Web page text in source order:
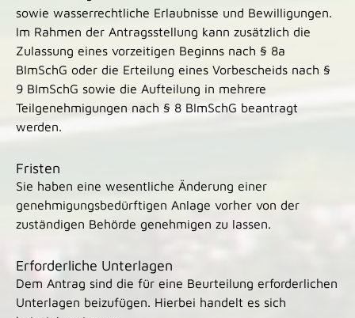
sowie wasserrechtliche Erlaubnisse und Bewilligungen.
Im Rahmen der Antragsstellung kann zusätzlich die
Zulassung eines vorzeitigen Beginns nach § 8a
BImSchG oder die Erteilung eines Vorbescheids nach §
9 BImSchG sowie die Aufteilung in mehrere
Teilgenehmigungen nach § 8 BImSchG beantragt
werden.
Fristen
Sie haben eine wesentliche Änderung einer
genehmigungsbedürftigen Anlage vorher von der
zuständigen Behörde genehmigen zu lassen.
Erforderliche Unterlagen
Dem Antrag sind die für eine Beurteilung erforderlichen
Unterlagen beizufügen. Hierbei handelt es sich